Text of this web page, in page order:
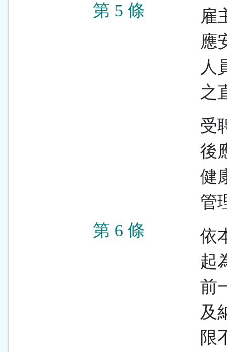
第 5 條
雇
應
人
之
受
後
健
管
第 6 條
依
起
前
及
限